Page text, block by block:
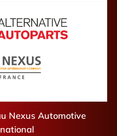
Nexus Automotive